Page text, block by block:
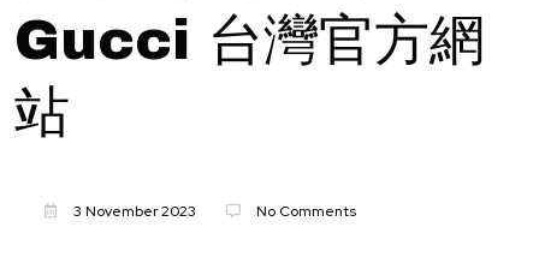
Gucci 台灣官方網
站
3 November 2023 No Comments